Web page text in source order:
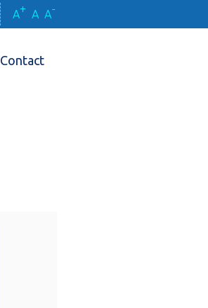
A+ A A-
Contact